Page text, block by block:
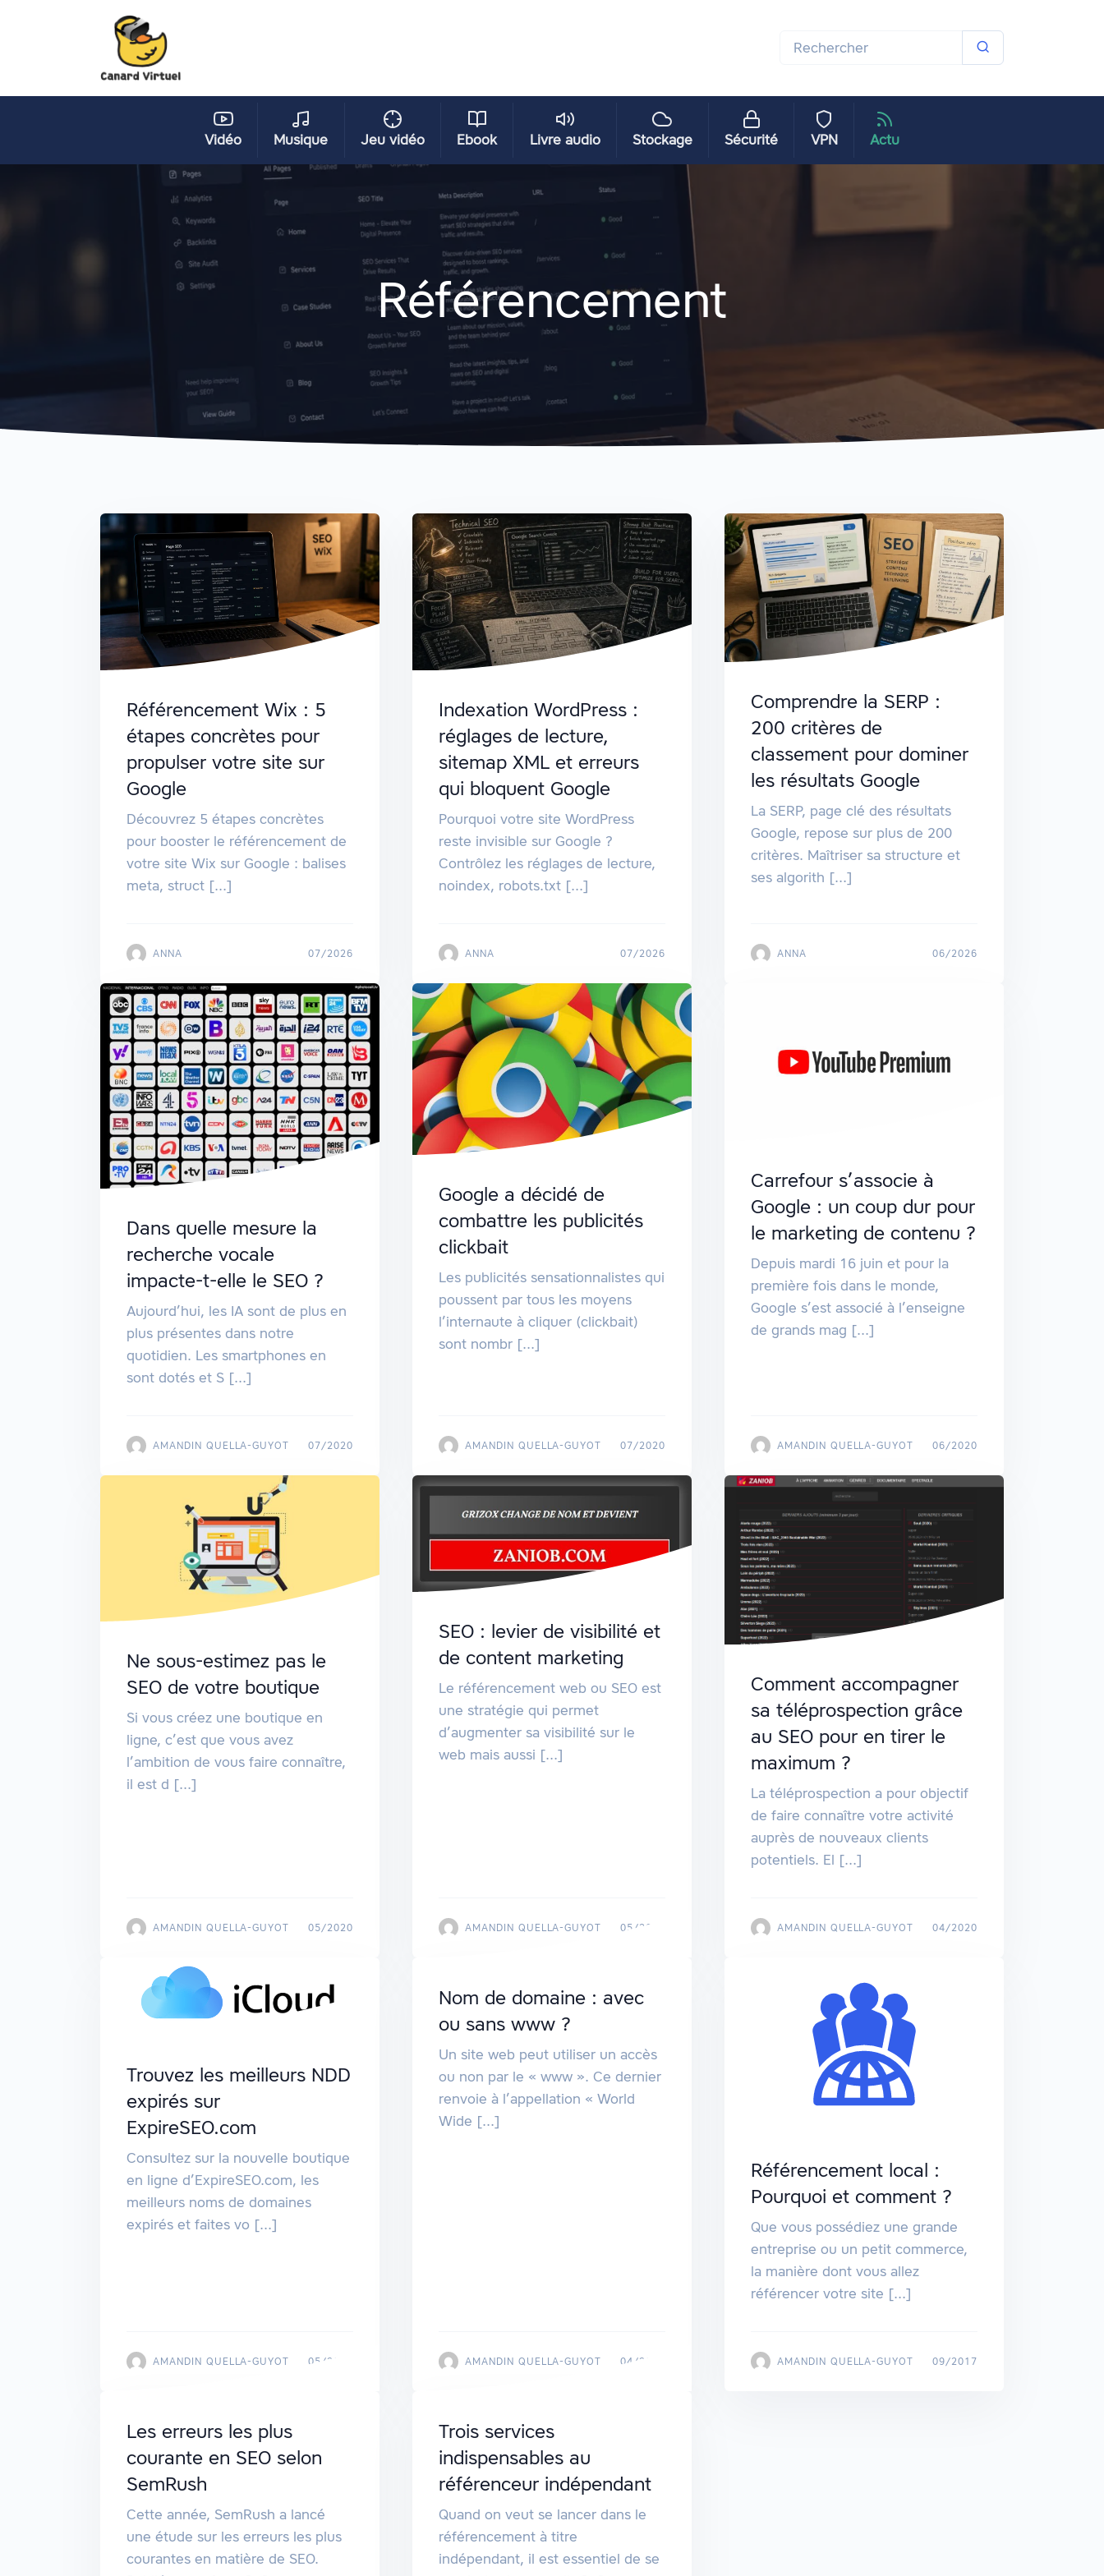
Vidéo Musique Jeu vidéo Ebook Livre audio Stockage Sécurité VPN Actu
Référencement
Référencement Wix : 5
étapes concrètes pour
propulser votre site sur
Google
Découvrez 5 étapes concrètes
pour booster le référencement de
votre site Wix sur Google : balises
meta, struct [...]
ANNA 07/2026
Indexation WordPress :
réglages de lecture,
sitemap XML et erreurs
qui bloquent Google
Pourquoi votre site WordPress
reste invisible sur Google ?
Contrôlez les réglages de lecture,
noindex, robots.txt [...]
ANNA 07/2026
Comprendre la SERP :
200 critères de
classement pour dominer
les résultats Google
La SERP, page clé des résultats
Google, repose sur plus de 200
critères. Maîtriser sa structure et
ses algorith [...]
ANNA 06/2026
Dans quelle mesure la
recherche vocale
impacte-t-elle le SEO ?
Aujourd’hui, les IA sont de plus en
plus présentes dans notre
quotidien. Les smartphones en
sont dotés et S [...]
AMANDIN QUELLA-GUYOT 07/2020
Google a décidé de
combattre les publicités
clickbait
Les publicités sensationnalistes qui
poussent par tous les moyens
l’internaute à cliquer (clickbait)
sont nombr [...]
AMANDIN QUELLA-GUYOT 07/2020
Carrefour s’associe à
Google : un coup dur pour
le marketing de contenu ?
Depuis mardi 16 juin et pour la
première fois dans le monde,
Google s’est associé à l’enseigne
de grands mag [...]
AMANDIN QUELLA-GUYOT 06/2020
Ne sous-estimez pas le
SEO de votre boutique
Si vous créez une boutique en
ligne, c’est que vous avez
l’ambition de vous faire connaître,
il est d [...]
AMANDIN QUELLA-GUYOT 05/2020
SEO : levier de visibilité et
de content marketing
Le référencement web ou SEO est
une stratégie qui permet
d’augmenter sa visibilité sur le
web mais aussi [...]
AMANDIN QUELLA-GUYOT 05/2020
Comment accompagner
sa téléprospection grâce
au SEO pour en tirer le
maximum ?
La téléprospection a pour objectif
de faire connaître votre activité
auprès de nouveaux clients
potentiels. El [...]
AMANDIN QUELLA-GUYOT 04/2020
Trouvez les meilleurs NDD
expirés sur
ExpireSEO.com
Consultez sur la nouvelle boutique
en ligne d’ExpireSEO.com, les
meilleurs noms de domaines
expirés et faites vo [...]
AMANDIN QUELLA-GUYOT 05/2019
Nom de domaine : avec
ou sans www ?
Un site web peut utiliser un accès
ou non par le « www ». Ce dernier
renvoie à l’appellation « World
Wide [...]
AMANDIN QUELLA-GUYOT 04/2018
Référencement local :
Pourquoi et comment ?
Que vous possédiez une grande
entreprise ou un petit commerce,
la manière dont vous allez
référencer votre site [...]
AMANDIN QUELLA-GUYOT 09/2017
Les erreurs les plus
courante en SEO selon
SemRush
Cette année, SemRush a lancé
une étude sur les erreurs les plus
courantes en matière de SEO.
Trois services
indispensables au
référenceur indépendant
Quand on veut se lancer dans le
référencement à titre
indépendant, il est essentiel de se